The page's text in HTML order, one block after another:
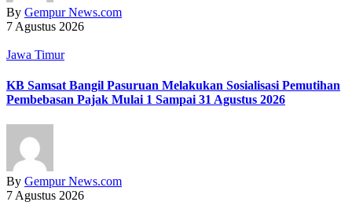
By Gempur News.com
7 Agustus 2026
Jawa Timur
KB Samsat Bangil Pasuruan Melakukan Sosialisasi Pemutihan
Pembebasan Pajak Mulai 1 Sampai 31 Agustus 2026
By Gempur News.com
7 Agustus 2026